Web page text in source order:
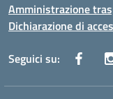
Amministrazione
Dichiarazione di
Seguici su: